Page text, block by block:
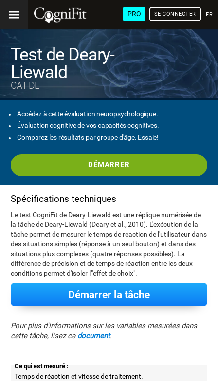
PRO SE CONNECTER
Test de Deary-
Liewald
CAT-DL
Accédez à cette évaluation neuropsychologique.
Évaluation cognitive de vos capacités cognitives.
Comparez les résultats par groupe d'âge. Essaie!
DÉMARRER
Spécifications techniques
Le test CogniFit de Deary-Liewald est une réplique numérisée de
la tâche de Deary-Liewald (Deary et al., 2010). L'exécution de la
tâche permet de mesurer le temps de réaction de l'utilisateur dans
des situations simples (réponse à un seul bouton) et dans des
situations plus complexes (quatre réponses possibles). La
différence de précision et de temps de réaction entre les deux
conditions permet d'isoler l'"effet de choix".
Démarrer la tâche
Pour plus d'informations sur les variables mesurées dans
cette tâche, lisez ce document.
Ce qui est mesuré :
Temps de réaction et vitesse de traitement.